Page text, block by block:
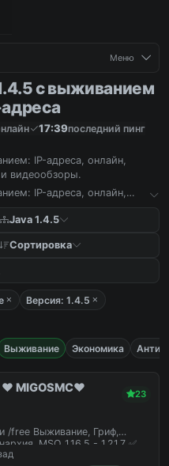
Меню
с выживанием
адреса
17:39последний пинг
IP-адреса, онлайн,
видеообзоры.
IP-адреса, онлайн,
Java 1.4.5
Сортировка
Версия: 1.4.5
Выживание Экономика
MIGOSMC❤️
23
/free Выживание, Гриф,
MSO 1.16.5 - 1.21.7 ✅